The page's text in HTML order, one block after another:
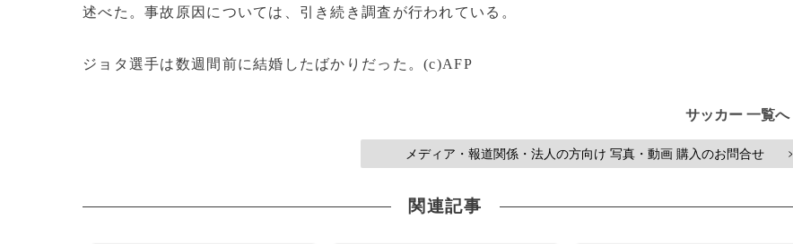
述べた。事故原因については、引き続き調査が行われている。
ジョタ選手は数週間前に結婚したばかりだった。(c)AFP
サッカー 一覧へ
メディア・報道関係・法人の方向け 写真・動画 購入のお問合せ >
関連記事